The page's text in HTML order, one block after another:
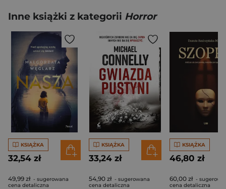
Inne książki z kategorii Horror
KSIĄŻKA
32,54 zł
49,99 zł - sugerowana
cena detaliczna
KSIĄŻKA
33,24 zł
54,90 zł - sugerowana
cena detaliczna
KSIĄŻKA
46,80 zł
60,00 zł -
cena detaliczna